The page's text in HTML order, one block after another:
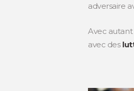
adversaire
Avec autant
avec des